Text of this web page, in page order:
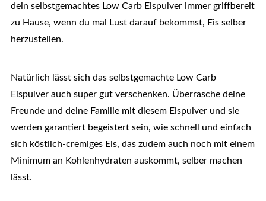
dein selbstgemachtes Low Carb Eispulver immer griffbereit
zu Hause, wenn du mal Lust darauf bekommst, Eis selber
herzustellen.
Natürlich lässt sich das selbstgemachte Low Carb
Eispulver auch super gut verschenken. Überrasche deine
Freunde und deine Familie mit diesem Eispulver und sie
werden garantiert begeistert sein, wie schnell und einfach
sich köstlich-cremiges Eis, das zudem auch noch mit einem
Minimum an Kohlenhydraten auskommt, selber machen
lässt.